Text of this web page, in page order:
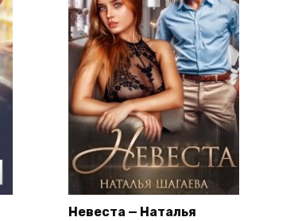
Невеста — Наталья